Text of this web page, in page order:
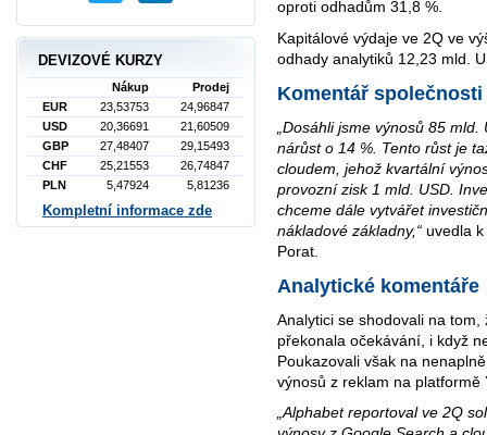
oproti odhadům 31,8 %.
Kapitálové výdaje ve 2Q ve
odhady analytiků 12,23 mld.
Komentář společnosti
„Dosáhli jsme výnosů 85
nárůst o 14 %. Tento růst je
cloudem, jehož kvartální
provozní zisk 1 mld. USD.
chceme dále vytvářet
nákladové základny,“ uvedla
Porat.
Analytické komentáře
Analytici se shodovali na
překonala očekávání, i když
Poukazovali však na
výnosů z reklam na platformě
„Alphabet reportoval ve 2Q
DEVIZOVÉ KURZY
Nákup
Prodej
EUR
23,53753
24,96847
USD
20,36691
21,60509
GBP
27,48407
29,15493
CHF
25,21553
26,74847
PLN
5,47924 5,81236
Kompletní informace zde